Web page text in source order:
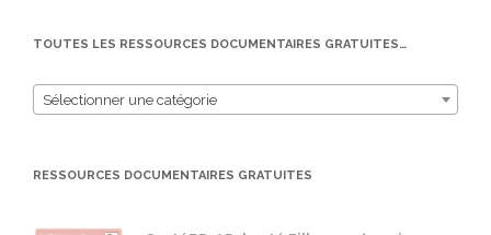
TOUTES LES RESSOURCES DOCUMENTAIRES GRATUITES…
Sélectionner une catégorie
RESSOURCES DOCUMENTAIRES GRATUITES